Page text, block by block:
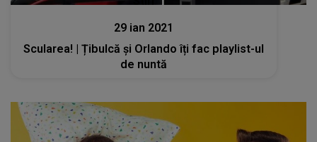
29 ian 2021
Scularea! | Țibulcă și Orlando îți fac playlist-ul
de nuntă